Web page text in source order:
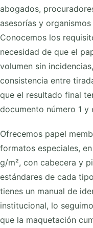
abogados,
asesorías y
Conocemos los
necesidad de que el
volumen sin
consistencia entre
que el resultado final
documento número 1 y
Ofrecemos papel
formatos especiales,
g/m², con cabecera y
estándares de cada
tienes un manual de
institucional, lo
que la maquetación